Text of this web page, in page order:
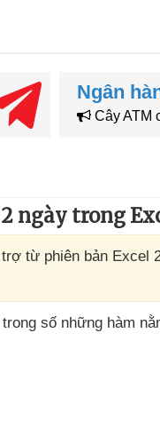
Ngân
Cây ATM
ngày trong
từ phiên bản Excel
trong số những hàm